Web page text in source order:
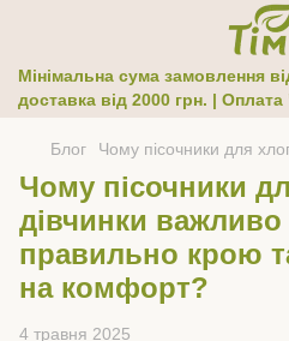
Мінімальна сума замовлення
доставка від 2000 грн. |
Блог Чому пісочники для
Чому пісочники
дівчинки
правильно крою
на комфорт?
4 травня 2025